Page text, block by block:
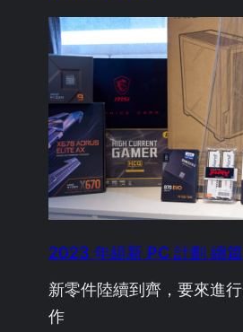
2023 年組新 PC 計劃 續篇
新零件陸續到齊，要來進
作